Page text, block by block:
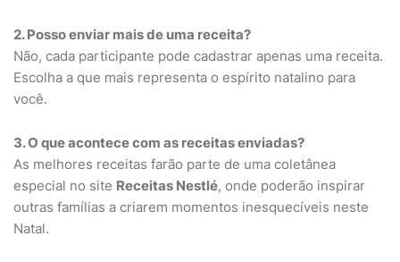
2. Posso enviar mais de uma receita?
Não, cada participante pode cadastrar apenas uma receita.
Escolha a que mais representa o espírito natalino para
você.
3. O que acontece com as receitas enviadas?
As melhores receitas farão parte de uma coletânea
especial no site Receitas Nestlé, onde poderão inspirar
outras famílias a criarem momentos inesquecíveis neste
Natal.